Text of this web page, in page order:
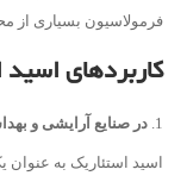
فرمولاسیون بسیاری از
کاربردهای اسید
در صنایع آرایشی و
اسید استئاریک به عنوان